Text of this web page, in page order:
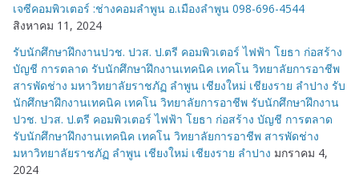
เจซีคอมพิวเตอร์ :ช่างคอมลำพูน อ.เมืองลำพูน 098-696-4544
สิงหาคม 11, 2024
รับนักศึกษาฝึกงานปวช. ปวส. ป.ตรี คอมพิวเตอร์ ไฟฟ้า โยธา ก่อสร้าง
บัญชี การตลาด รับนักศึกษาฝึกงานเทคนิค เทคโน วิทยาลัยการอาชีพ
สารพัดช่าง มหาวิทยาลัยราชภัฏ ลำพูน เชียงใหม่ เชียงราย ลำปาง รับ
นักศึกษาฝึกงานเทคนิค เทคโน วิทยาลัยการอาชีพ รับนักศึกษาฝึกงาน
ปวช. ปวส. ป.ตรี คอมพิวเตอร์ ไฟฟ้า โยธา ก่อสร้าง บัญชี การตลาด
รับนักศึกษาฝึกงานเทคนิค เทคโน วิทยาลัยการอาชีพ สารพัดช่าง
มหาวิทยาลัยราชภัฏ ลำพูน เชียงใหม่ เชียงราย ลำปาง มกราคม 4,
2024